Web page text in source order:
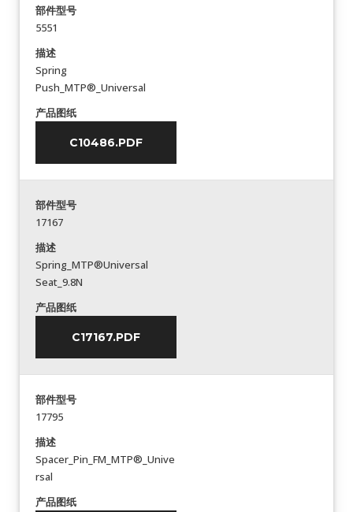
部件型号
5551
描述
Spring
Push_MTP®_Universal
产品图纸
C10486.PDF
部件型号
17167
描述
Spring_MTP®Universal
Seat_9.8N
产品图纸
C17167.PDF
部件型号
17795
描述
Spacer_Pin_FM_MTP®_Unive
rsal
产品图纸